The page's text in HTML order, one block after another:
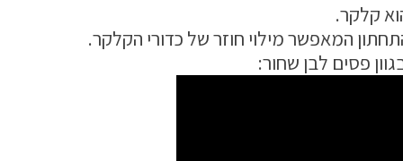
קלקר.
המאפשר מילוי חוזר של כדורי הקלקר.
פסים לבן שחור: